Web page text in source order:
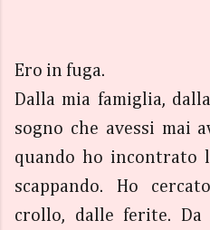
Ero in fuga.
Dalla mia famiglia,
sogno che avessi mai
quando ho incontrato
scappando. Ho
crollo, dalle ferite. Da